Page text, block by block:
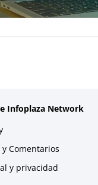
Infoplaza Network
Comentarios
y privacidad